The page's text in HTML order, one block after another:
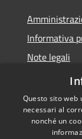
Informativa
Note legali
Questo sito web
necessari al
nonché un